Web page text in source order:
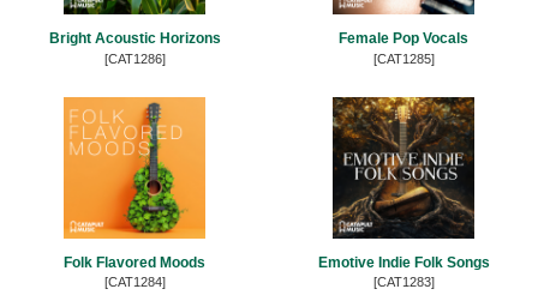
Bright Acoustic Horizons
[CAT1286]
Female Pop Vocals
[CAT1285]
Folk Flavored Moods
[CAT1284]
Emotive Indie Folk Songs
[CAT1283]